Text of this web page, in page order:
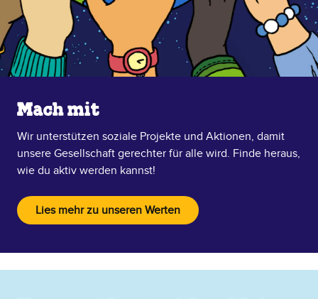
Mach mit
Wir unterstützen soziale Projekte und Aktionen, damit
unsere Gesellschaft gerechter für alle wird. Finde heraus,
wie du aktiv werden kannst!
Lies mehr zu unseren Werten